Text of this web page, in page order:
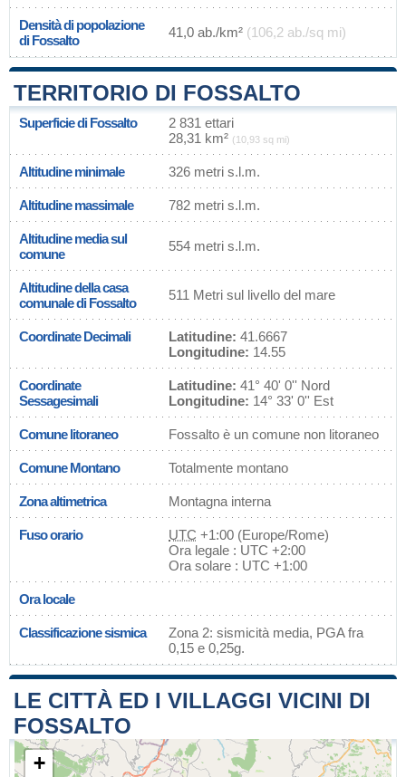
Densità di popolazione
di Fossalto
41,0 ab./km² (106,2 ab./sq mi)
TERRITORIO DI FOSSALTO
Superficie di Fossalto
2 831 ettari
28,31 km² (10,93 sq mi)
Altitudine minimale 326 metri s.l.m.
Altitudine massimale 782 metri s.l.m.
Altitudine media sul
comune
554 metri s.l.m.
Altitudine della casa
comunale di Fossalto
511 Metri sul livello del mare
Coordinate Decimali Latitudine: 41.6667
Longitudine: 14.55
Coordinate
Sessagesimali
Latitudine: 41° 40' 0'' Nord
Longitudine: 14° 33' 0'' Est
Comune litoraneo Fossalto è un comune non litoraneo
Comune Montano Totalmente montano
Zona altimetrica Montagna interna
Fuso orario UTC +1:00 (Europe/Rome)
Ora legale : UTC +2:00
Ora solare : UTC +1:00
Ora locale
Classificazione sismica
Zona 2: sismicità media, PGA fra
0,15 e 0,25g.
LE CITTÀ ED I VILLAGGI VICINI DI
FOSSALTO
+